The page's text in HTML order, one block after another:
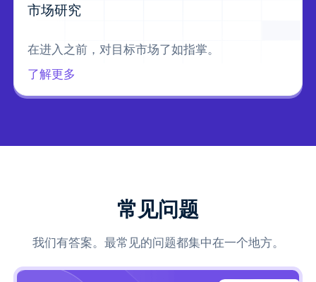
市场研究
在进入之前，对目标市场了如指掌。
了解更多
常见问题
我们有答案。最常见的问题都集中在一个地方。